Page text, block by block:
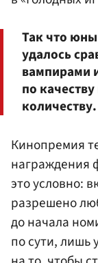
Так что
удалось
вампирами
по
количеству.
Кинопремия
награждения
это условно:
разрешено
до начала
по сути, лишь